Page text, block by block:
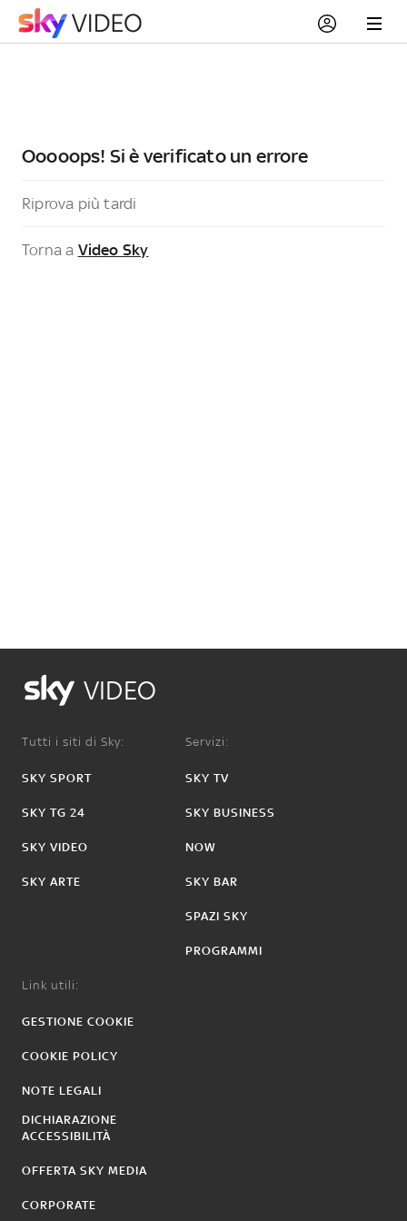
Ooooops! Si è verificato un errore
Riprova più tardi
Torna a Video Sky
VIDEO
Tutti i siti di Sky:
SKY SPORT
SKY TG 24
SKY VIDEO
SKY ARTE
Servizi:
SKY TV
SKY BUSINESS
NOW
SKY BAR
SPAZI SKY
PROGRAMMI
Link utili:
GESTIONE COOKIE
COOKIE POLICY
NOTE LEGALI
DICHIARAZIONE
ACCESSIBILITÀ
OFFERTA SKY MEDIA
CORPORATE